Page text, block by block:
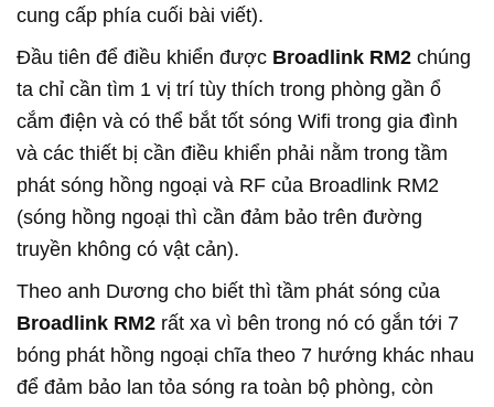
cung cấp phía cuối bài viết).
Đầu tiên để điều khiển được Broadlink RM2 chúng
ta chỉ cần tìm 1 vị trí tùy thích trong phòng gần ổ
cắm điện và có thể bắt tốt sóng Wifi trong gia đình
và các thiết bị cần điều khiển phải nằm trong tầm
phát sóng hồng ngoại và RF của Broadlink RM2
(sóng hồng ngoại thì cần đảm bảo trên đường
truyền không có vật cản).
Theo anh Dương cho biết thì tầm phát sóng của
Broadlink RM2 rất xa vì bên trong nó có gắn tới 7
bóng phát hồng ngoại chĩa theo 7 hướng khác nhau
để đảm bảo lan tỏa sóng ra toàn bộ phòng, còn